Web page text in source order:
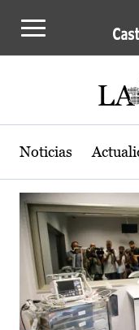
Actualidad
Noticias